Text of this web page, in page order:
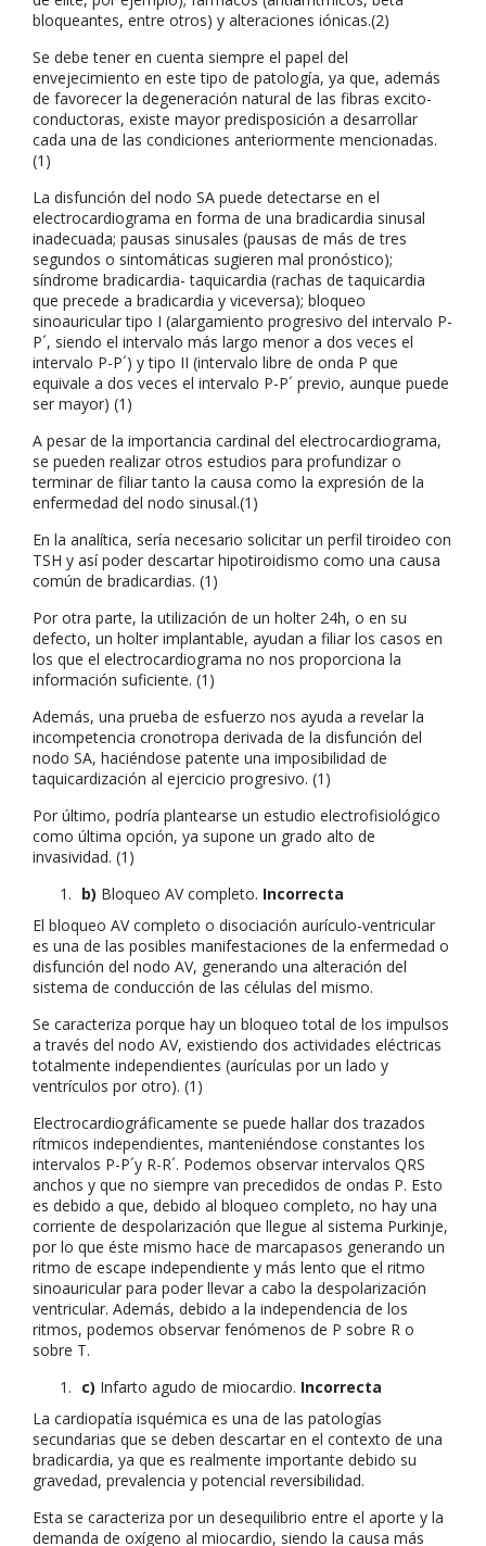
bloqueantes, entre otros) y alteraciones iónicas.(2)
Se debe tener en cuenta siempre el papel del
envejecimiento en este tipo de patología, ya que, además
de favorecer la degeneración natural de las fibras excito-
conductoras, existe mayor predisposición a desarrollar
cada una de las condiciones anteriormente mencionadas.
(1)
La disfunción del nodo SA puede detectarse en el
electrocardiograma en forma de una bradicardia sinusal
inadecuada; pausas sinusales (pausas de más de tres
segundos o sintomáticas sugieren mal pronóstico);
síndrome bradicardia- taquicardia (rachas de taquicardia
que precede a bradicardia y viceversa); bloqueo
sinoauricular tipo I (alargamiento progresivo del intervalo P-
P´, siendo el intervalo más largo menor a dos veces el
intervalo P-P´) y tipo II (intervalo libre de onda P que
equivale a dos veces el intervalo P-P´ previo, aunque puede
ser mayor) (1)
A pesar de la importancia cardinal del electrocardiograma,
se pueden realizar otros estudios para profundizar o
terminar de filiar tanto la causa como la expresión de la
enfermedad del nodo sinusal.(1)
En la analítica, sería necesario solicitar un perfil tiroideo con
TSH y así poder descartar hipotiroidismo como una causa
común de bradicardias. (1)
Por otra parte, la utilización de un holter 24h, o en su
defecto, un holter implantable, ayudan a filiar los casos en
los que el electrocardiograma no nos proporciona la
información suficiente. (1)
Además, una prueba de esfuerzo nos ayuda a revelar la
incompetencia cronotropa derivada de la disfunción del
nodo SA, haciéndose patente una imposibilidad de
taquicardización al ejercicio progresivo. (1)
Por último, podría plantearse un estudio electrofisiológico
como última opción, ya supone un grado alto de
invasividad. (1)
b) Bloqueo AV completo. Incorrecta
El bloqueo AV completo o disociación aurículo-ventricular
es una de las posibles manifestaciones de la enfermedad o
disfunción del nodo AV, generando una alteración del
sistema de conducción de las células del mismo.
Se caracteriza porque hay un bloqueo total de los impulsos
a través del nodo AV, existiendo dos actividades eléctricas
totalmente independientes (aurículas por un lado y
ventrículos por otro). (1)
Electrocardiográficamente se puede hallar dos trazados
rítmicos independientes, manteniéndose constantes los
intervalos P-P´y R-R´. Podemos observar intervalos QRS
anchos y que no siempre van precedidos de ondas P. Esto
es debido a que, debido al bloqueo completo, no hay una
corriente de despolarización que llegue al sistema Purkinje,
por lo que éste mismo hace de marcapasos generando un
ritmo de escape independiente y más lento que el ritmo
sinoauricular para poder llevar a cabo la despolarización
ventricular. Además, debido a la independencia de los
ritmos, podemos observar fenómenos de P sobre R o
sobre T.
c) Infarto agudo de miocardio. Incorrecta
La cardiopatía isquémica es una de las patologías
secundarias que se deben descartar en el contexto de una
bradicardia, ya que es realmente importante debido su
gravedad, prevalencia y potencial reversibilidad.
Esta se caracteriza por un desequilibrio entre el aporte y la
demanda de oxígeno al miocardio, siendo la causa más